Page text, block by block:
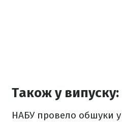
Також у випуску:
НАБУ провело обшуки